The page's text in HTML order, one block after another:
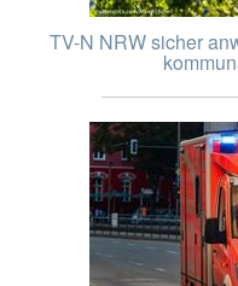
TV-N NRW sicher